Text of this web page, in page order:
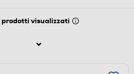
prodotti visualizzati